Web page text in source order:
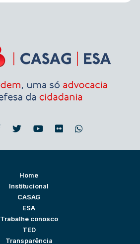
Home
Institucional
CASAG
ESA
Trabalhe conosco
TED
Transparência